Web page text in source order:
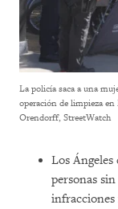
La policía saca a una
operación de limpieza
Orendorff, StreetWatch
Los
personas
infracciones